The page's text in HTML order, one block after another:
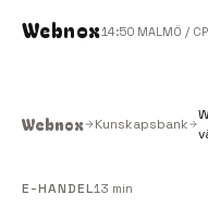
Webnox14 50 MALMÖ /
Webnox Kunskapsbank
E-HANDEL13 min